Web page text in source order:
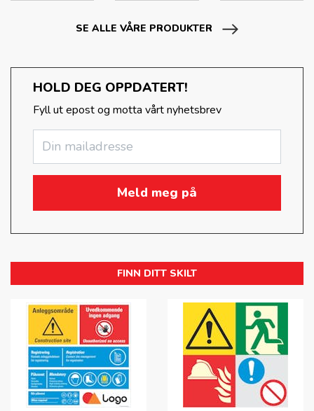
SE ALLE VÅRE PRODUKTER
HOLD DEG OPPDATERT!
Fyll ut epost og motta vårt nyhetsbrev
FINN DITT SKILT